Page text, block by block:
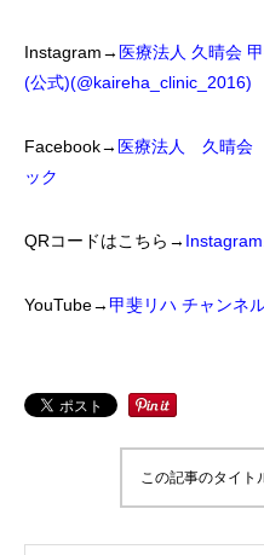
Instagram→ 医療法人 久晴会
(公式)(@kaireha_clinic_2016)
Facebook→ 医療法人 久晴会
ック
QRコードはこちら→
YouTube→ 甲斐リハ チャンネ
この記事のタイト